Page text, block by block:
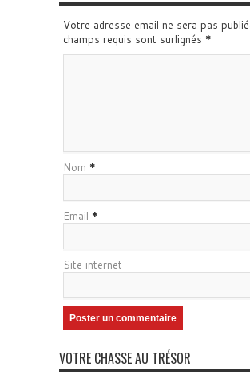
Votre adresse email ne sera pas
champs requis sont surlignés *
Nom *
Email *
Site internet
VOTRE CHASSE AU TRÉSOR